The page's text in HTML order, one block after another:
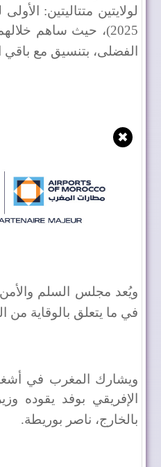
2025)، حيث ساهم
الفضلى، بتنسيق مع
✖
ويُعد مجلس السلم والأمن
في ما يتعلق بالوقاية من
ويشارك المغرب في أشغال
الإفريقي بوفد يقوده
بالخارج، ناصر بوريطة.